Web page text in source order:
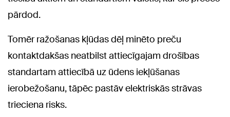
pārdod.
Tomēr ražošanas kļūdas dēļ minēto preču
kontaktdakšas neatbilst attiecīgajam drošības
standartam attiecībā uz ūdens iekļūšanas
ierobežošanu, tāpēc pastāv elektriskās strāvas
trieciena risks.